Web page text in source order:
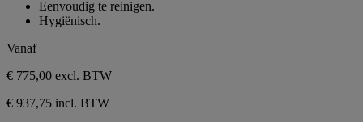
Eenvoudig te reinigen.
Hygiënisch.
Vanaf
€ 775,00 excl. BTW
€ 937,75 incl. BTW